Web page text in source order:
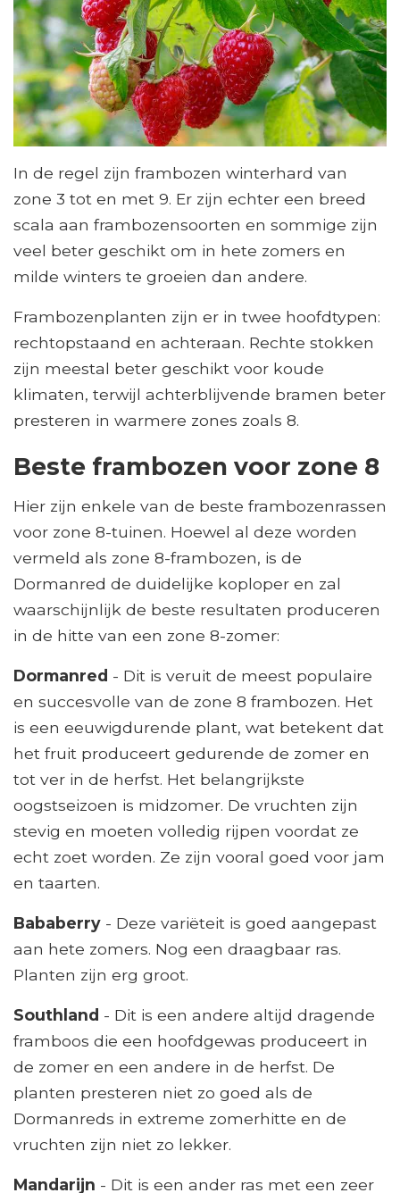
In de regel zijn frambozen winterhard van
zone 3 tot en met 9. Er zijn echter een breed
scala aan frambozensoorten en sommige zijn
veel beter geschikt om in hete zomers en
milde winters te groeien dan andere.
Frambozenplanten zijn er in twee hoofdtypen:
rechtopstaand en achteraan. Rechte stokken
zijn meestal beter geschikt voor koude
klimaten, terwijl achterblijvende bramen beter
presteren in warmere zones zoals 8.
Beste frambozen voor zone 8
Hier zijn enkele van de beste frambozenrassen
voor zone 8-tuinen. Hoewel al deze worden
vermeld als zone 8-frambozen, is de
Dormanred de duidelijke koploper en zal
waarschijnlijk de beste resultaten produceren
in de hitte van een zone 8-zomer:
Dormanred - Dit is veruit de meest populaire
en succesvolle van de zone 8 frambozen. Het
is een eeuwigdurende plant, wat betekent dat
het fruit produceert gedurende de zomer en
tot ver in de herfst. Het belangrijkste
oogstseizoen is midzomer. De vruchten zijn
stevig en moeten volledig rijpen voordat ze
echt zoet worden. Ze zijn vooral goed voor jam
en taarten.
Bababerry - Deze variëteit is goed aangepast
aan hete zomers. Nog een draagbaar ras.
Planten zijn erg groot.
Southland - Dit is een andere altijd dragende
framboos die een hoofdgewas produceert in
de zomer en een andere in de herfst. De
planten presteren niet zo goed als de
Dormanreds in extreme zomerhitte en de
vruchten zijn niet zo lekker.
Mandarijn - Dit is een ander ras met een zeer